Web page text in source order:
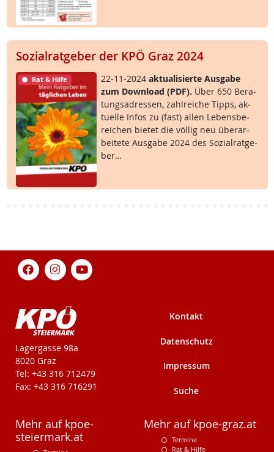
Sozialratgeber der KPÖ Graz 2024
Rat & Hilfe 22-11-2024 ak­tua­li­sier­te Aus­ga­be
zum Down­load (PDF). Über 650 Be­ra­
tungsadres­sen, zahl­rei­che Tipps, ak­
tu­el­le In­fos zu (fast) al­len Le­bens­be­
rei­chen bie­tet die völ­lig neu über­ar­
bei­te­te Aus­ga­be 2024 des So­zial­rat­ge­
ber…
KPÖ-Steiermark
Lagergasse 98a
8020 Graz
Tel: +43 316 712479
Fax: +43 316 716291
Kontakt
Datenschutz
Impressum
Suche
Mehr auf kpoe-
steiermark.at
Mehr auf kpoe-graz.at
Termine
Rat & Hilfe